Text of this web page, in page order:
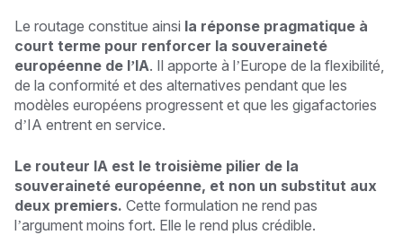
Le routage constitue ainsi la réponse pragmatique à
court terme pour renforcer la souveraineté
européenne de l’IA. Il apporte à l’Europe de la flexibilité,
de la conformité et des alternatives pendant que les
modèles européens progressent et que les gigafactories
d’IA entrent en service.
Le routeur IA est le troisième pilier de la
souveraineté européenne, et non un substitut aux
deux premiers. Cette formulation ne rend pas
l’argument moins fort. Elle le rend plus crédible.